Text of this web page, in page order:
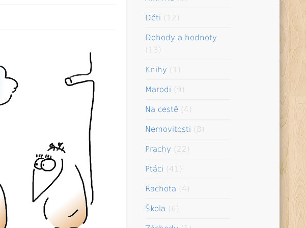
Děti (12)
Dohody a hodnoty
(13)
Knihy (1)
Marodi (9)
Na cestě (4)
Nemovitosti (8)
Prachy (22)
Ptáci (41)
Rachota (4)
Škola (6)